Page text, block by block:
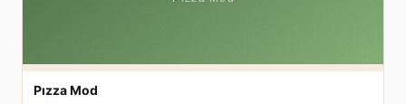
Pızza Mod